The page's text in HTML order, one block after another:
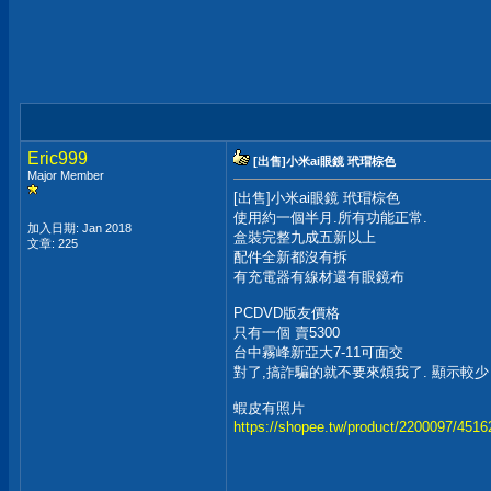
Eric999
Major Member
加入日期: Jan 2018
文章: 225
[出售]小米ai眼鏡 玳瑁棕色
[出售]小米ai眼鏡 玳瑁棕色
使用約一個半月.所有功能正常.
盒裝完整九成五新以上
配件全新都沒有拆
有充電器有線材還有眼鏡布
PCDVD版友價格
只有一個 賣5300
台中霧峰新亞大7-11可面交
對了,搞詐騙的就不要來煩我了. 顯示較少
蝦皮有照片
https://shopee.tw/product/2200097/